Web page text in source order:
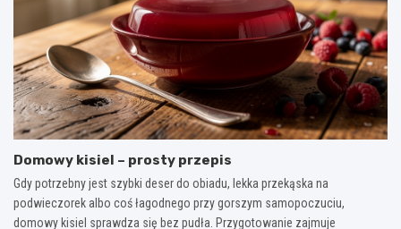
Domowy kisiel – prosty przepis
Gdy potrzebny jest szybki deser do obiadu, lekka przekąska na
podwieczorek albo coś łagodnego przy gorszym samopoczuciu,
domowy kisiel sprawdza się bez pudła. Przygotowanie zajmuje